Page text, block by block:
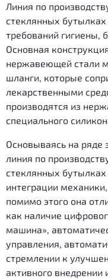
Линия по
стеклянных
требований гигиены,
Основная
нержавеющей стали
шланги, которые
лекарственными
производятся из
специального
Основываясь на ряде
линия по
стеклянных бутылках
интеграции
помимо этого она
как наличие
машина»,
управления,
стремлении к
активного